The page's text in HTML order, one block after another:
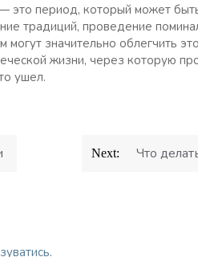
это период, который может
традиций, проведение
значительно облегчить
жизни, через которую
ушел.
Next: Что
.